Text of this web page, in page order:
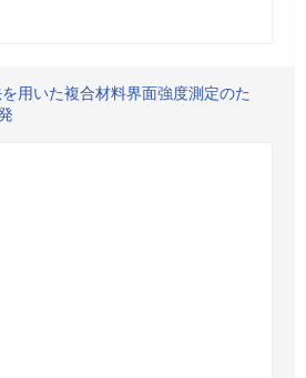
用いた複合材料界面強度測定のた